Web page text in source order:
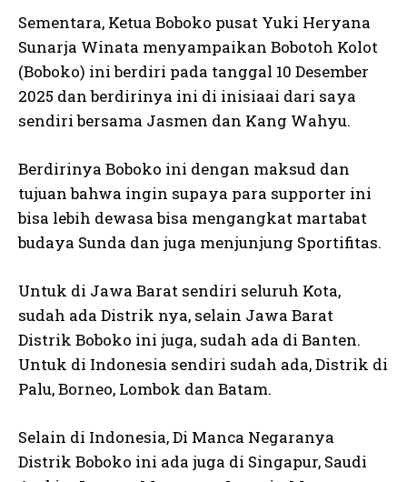
Sementara, Ketua Boboko pusat Yuki Heryana
Sunarja Winata menyampaikan Bobotoh Kolot
(Boboko) ini berdiri pada tanggal 10 Desember
2025 dan berdirinya ini di inisiaai dari saya
sendiri bersama Jasmen dan Kang Wahyu.
Berdirinya Boboko ini dengan maksud dan
tujuan bahwa ingin supaya para supporter ini
bisa lebih dewasa bisa mengangkat martabat
budaya Sunda dan juga menjunjung Sportifitas.
Untuk di Jawa Barat sendiri seluruh Kota,
sudah ada Distrik nya, selain Jawa Barat
Distrik Boboko ini juga, sudah ada di Banten.
Untuk di Indonesia sendiri sudah ada, Distrik di
Palu, Borneo, Lombok dan Batam.
Selain di Indonesia, Di Manca Negaranya
Distrik Boboko ini ada juga di Singapur, Saudi